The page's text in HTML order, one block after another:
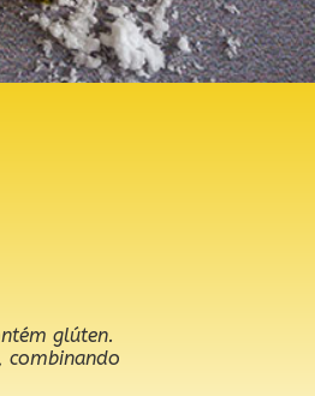
glúten.
combinando